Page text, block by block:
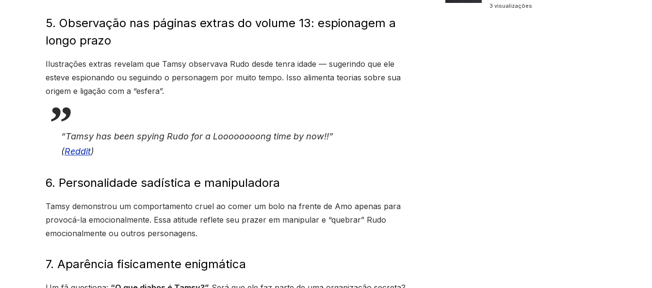
5. Observação nas páginas extras do volume 13: espionagem a
longo prazo
Ilustrações extras revelam que Tamsy observava Rudo desde tenra idade — sugerindo que ele
esteve espionando ou seguindo o personagem por muito tempo. Isso alimenta teorias sobre sua
origem e ligação com a “esfera”.
“Tamsy has been spying Rudo for a Loooooooong time by now!!”
(Reddit)
6. Personalidade sadística e manipuladora
Tamsy demonstrou um comportamento cruel ao comer um bolo na frente de Amo apenas para
provocá-la emocionalmente. Essa atitude reflete seu prazer em manipular e “quebrar” Rudo
emocionalmente ou outros personagens.
7. Aparência fisicamente enigmática
3 visualizações